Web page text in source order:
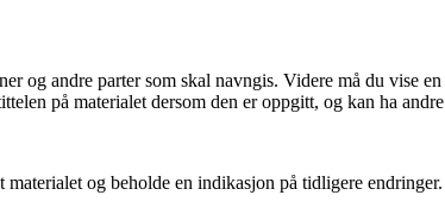
og andre parter som skal navngis. Videre må du vise
på materialet dersom den er oppgitt, og kan ha
og beholde en indikasjon på tidligere